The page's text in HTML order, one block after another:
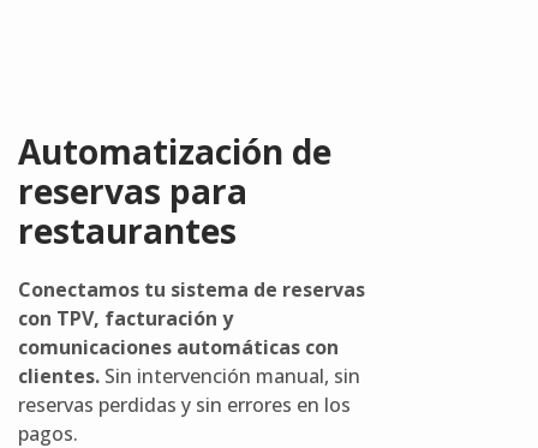
Automatización de
reservas para
restaurantes
Conectamos tu sistema de reservas
con TPV, facturación y
comunicaciones automáticas con
clientes. Sin intervención manual, sin
reservas perdidas y sin errores en los
pagos.